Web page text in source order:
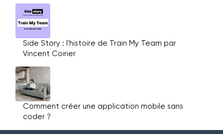
Side Story : l'histoire de Train My Team par
Vincent Coirier
Comment créer une application mobile sans
coder ?